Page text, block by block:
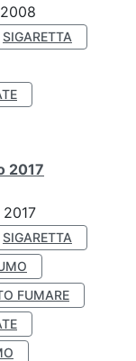
SIGARETTA
2017
SIGARETTA
FUMARE